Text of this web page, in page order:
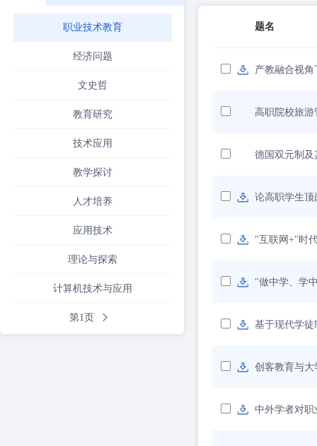
职业技术教育
经济问题
文史哲
教育研究
技术应用
教学探讨
人才培养
应用技术
理论与探索
计算机技术与应用
第1页
题名
产教融合视
高职院校旅
德国双元制
论高职学生
"互联网+"时
"做中学、学
基于现代学
创客教育与
中外学者对